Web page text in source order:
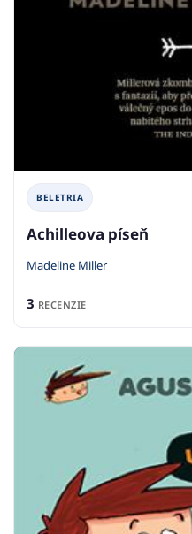
BELETRIA
Achilleova píseň
Madeline Miller
3 RECENZIE